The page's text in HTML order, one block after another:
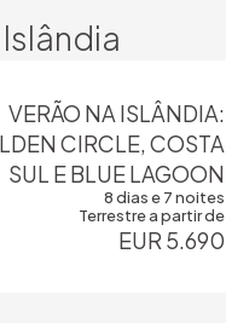
VERÃO NA ISLÂNDIA:
CIRCLE, COSTA
SUL E BLUE LAGOON
8 dias e 7 noites
Terrestre a partir de
EUR 5.690